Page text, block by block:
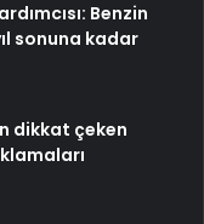
Benzin
sonuna kadar
dikkat çeken